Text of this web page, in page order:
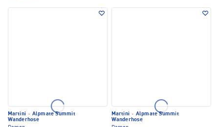
Martini · Alpmate Summit
Wanderhose
Martini · Alpmate Summit
Wanderhose